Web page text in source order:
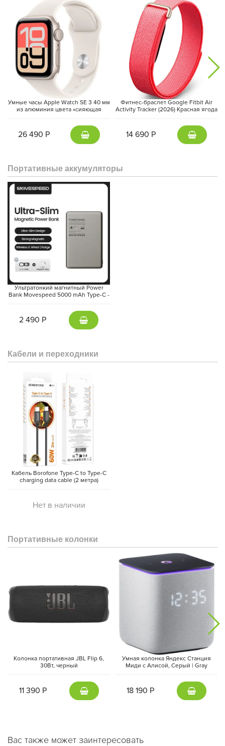
Умные часы Apple Watch SE 3 40 мм
из алюминия цвета «сияющая
«сияющая звезда» (S/M)
26 490 Р
Фитнес-браслет Google Fitbit Air
Activity Tracker (2026) Красная ягода
14 690 Р
Портативные аккумуляторы
Ультратонкий магнитный Power
Bank Movespeed 5000 mAh Type-C -
2 490 Р
Кабели и переходники
Кабель Borofone Type-C to Type-C
charging data cable (2 метра)
Нет в наличии
Портативные колонки
Колонка портативная JBL Flip 6,
30Вт, черный
11 390 Р
Умная колонка Яндекс Станция
Миди с Алисой, Cерый | Gray
18 190 Р
Вас также может заинтересовать